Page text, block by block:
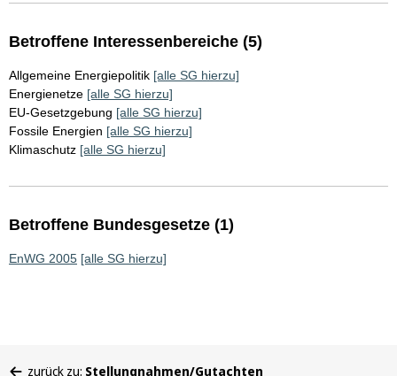
Betroffene Interessenbereiche (5)
Allgemeine Energiepolitik [alle SG hierzu]
Energienetze [alle SG hierzu]
EU-Gesetzgebung [alle SG hierzu]
Fossile Energien [alle SG hierzu]
Klimaschutz [alle SG hierzu]
Betroffene Bundesgesetze (1)
EnWG 2005 [alle SG hierzu]
zurück zu: Stellungnahmen/Gutachten